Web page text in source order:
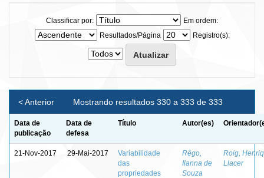
Classificar por:
Em ordem:
Resultados/Página
Registro(s):
Mostrando resultados 330 a 333 de 333
< Anterior
Data de
publicação
Data de
defesa
Título Autor(es)
21-Nov-2017 29-Mai-2017
Variabilidade
das
propriedades
Rêgo,
Ilanna de
Souza
Roig,
Llacer